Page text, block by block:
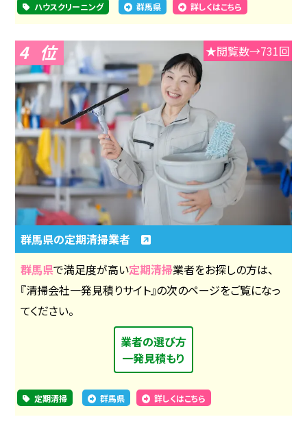
ハウスクリーニング 群馬県 詳しくはこちら
4 ★閲覧数→731回
群馬県の定期清掃業者
群馬県で満足度が高い定期清掃業者をお探しの方は、
『清掃会社一発見積りサイト』の次のページをご覧になっ
てください。
業者の選び方
一発見積もり
定期清掃 群馬県 詳しくはこちら